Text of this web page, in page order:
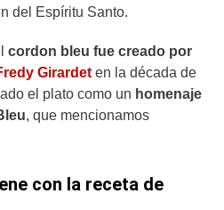
del Espíritu Santo.
cordon bleu fue creado por
Girardet en la década de
el plato como un homenaje
, que mencionamos
con la receta de